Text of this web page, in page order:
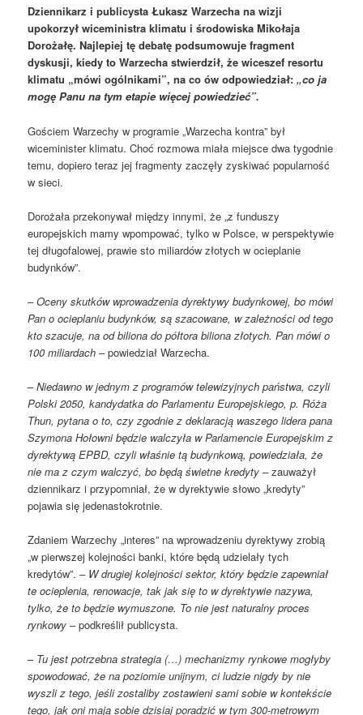
Dziennikarz i publicysta Łukasz Warzecha na wizji
upokorzył wiceministra klimatu i środowiska Mikołaja
Dorożałę. Najlepiej tę debatę podsumowuje fragment
dyskusji, kiedy to Warzecha stwierdził, że wiceszef resortu
klimatu „mówi ogólnikami”, na co ów odpowiedział:„co ja
mogę Panu na tym etapie więcej powiedzieć”.
Gościem Warzechy w programie „Warzecha kontra” był
wiceminister klimatu. Choć rozmowa miała miejsce dwa tygodnie
temu, dopiero teraz jej fragmenty zaczęły zyskiwać popularność
w sieci.
Dorożała przekonywał między innymi, że „z funduszy
europejskich mamy wpompować, tylko w Polsce, w perspektywie
tej długofalowej, prawie sto miliardów złotych w ocieplanie
budynków”.
–Oceny skutków wprowadzenia dyrektywy budynkowej, bo mówi
Pan o ocieplaniu budynków, są szacowane, w zależności od tego
kto szacuje, na od biliona do półtora biliona złotych. Pan mówi o
100 miliardach – powiedział Warzecha.
–Niedawno w jednym z programów telewizyjnych państwa, czyli
Polski 2050, kandydatka do Parlamentu Europejskiego, p. Róża
Thun, pytana o to, czy zgodnie z deklaracją waszego lidera pana
Szymona Hołowni będzie walczyła w Parlamencie Europejskim z
dyrektywą EPBD, czyli właśnie tą budynkową, powiedziała, że
nie ma z czym walczyć, bo będą świetne kredyty – zauważył
dziennikarz i przypomniał, że w dyrektywie słowo „kredyty”
pojawia się jedenastokrotnie.
Zdaniem Warzechy „interes” na wprowadzeniu dyrektywy zrobią
„w pierwszej kolejności banki, które będą udzielały tych
kredytów”. – W drugiej kolejności sektor, który będzie zapewniał
te ocieplenia, renowacje, tak jak się to w dyrektywie nazywa,
tylko, że to będzie wymuszone. To nie jest naturalny proces
rynkowy – podkreślił publicysta.
– Tu jest potrzebna strategia (…) mechanizmy rynkowe mogłyby
spowodować, że na poziomie unijnym, ci ludzie nigdy by nie
wyszli z tego, jeśli zostaliby zostawieni sami sobie w kontekście
tego, jak oni mają sobie dzisiaj poradzić w tym 300-metrowym